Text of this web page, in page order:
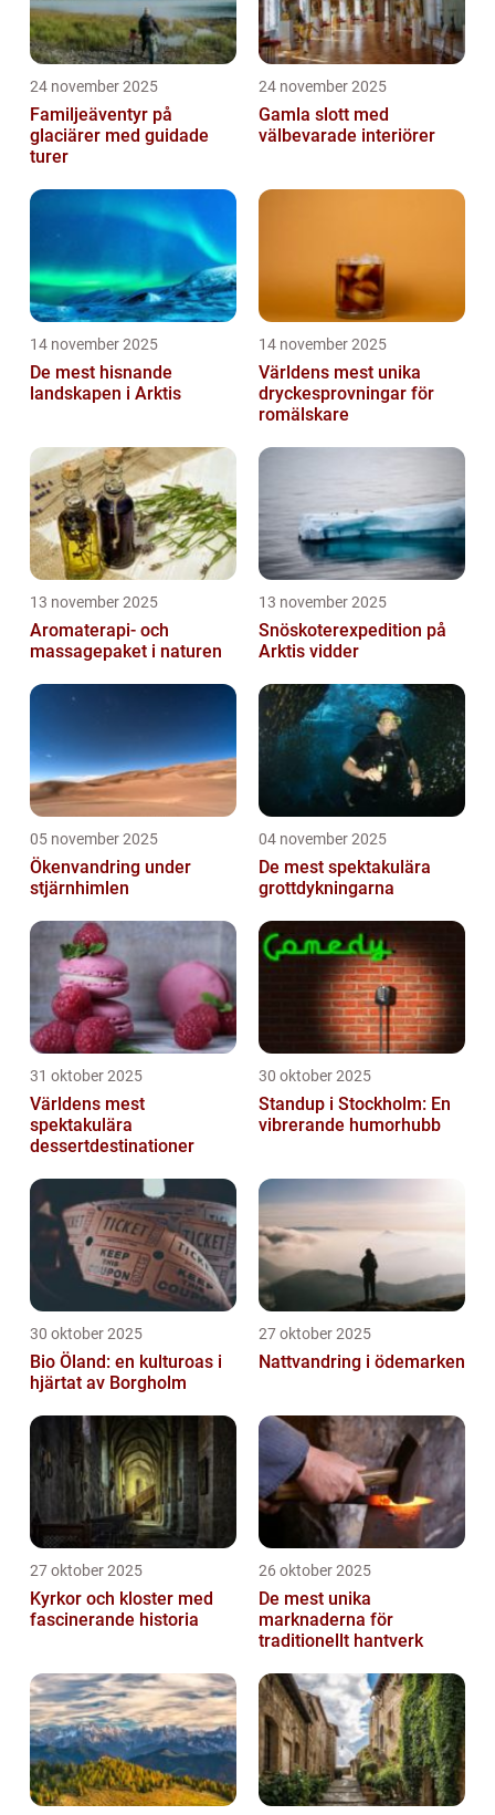
24 november 2025
Familjeäventyr på
glaciärer med guidade
turer
24 november 2025
Gamla slott med
välbevarade interiörer
14 november 2025
De mest hisnande
landskapen i Arktis
14 november 2025
Världens mest unika
dryckesprovningar för
romälskare
13 november 2025
Aromaterapi- och
massagepaket i naturen
13 november 2025
Snöskoterexpedition på
Arktis vidder
05 november 2025
Ökenvandring under
stjärnhimlen
04 november 2025
De mest spektakulära
grottdykningarna
31 oktober 2025
Världens mest
spektakulära
dessertdestinationer
30 oktober 2025
Standup i Stockholm: En
vibrerande humorhubb
30 oktober 2025
Bio Öland: en kulturoas i
hjärtat av Borgholm
27 oktober 2025
Nattvandring i ödemarken
27 oktober 2025
Kyrkor och kloster med
fascinerande historia
26 oktober 2025
De mest unika
marknaderna för
traditionellt hantverk